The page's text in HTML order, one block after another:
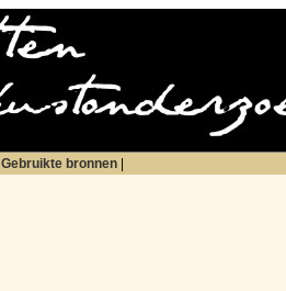
Gebruikte bronnen